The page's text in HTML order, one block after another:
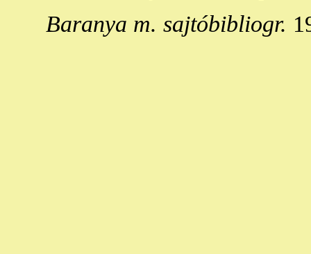
Baranya m. sajtóbibliogr.